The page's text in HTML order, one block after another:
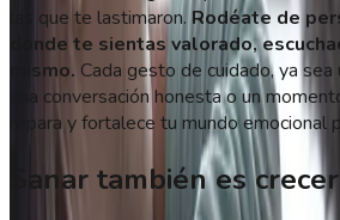
las que te lastimaron. Rodéate de
donde te sientas valorado,
mismo. Cada gesto de cuidado, ya sea
una conversación honesta o un
repara y fortalece tu mundo emocional
Sanar también es crecer